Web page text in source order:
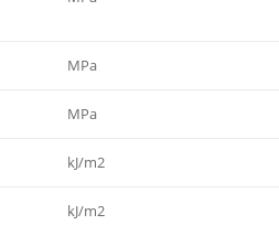
MPa
MPa
kJ/m2
kJ/m2